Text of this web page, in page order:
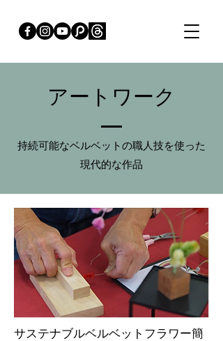
アートワーク
持続可能なベルベットの職人技を使った
現代的な作品
サステナブルベルベットフラワー簡